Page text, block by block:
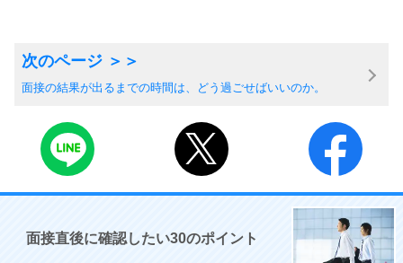
面接の結果が出るまでの時間は、どう過ごせばいいのか。
面接直後に確認したい30のポイント